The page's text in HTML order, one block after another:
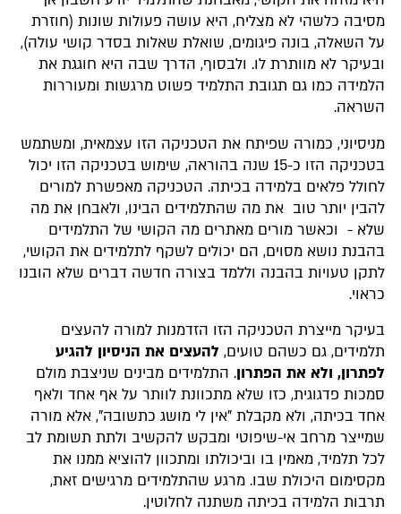
מסיבה כלשהי לא מצליח, היא עושה פעולות שונות (חוזרת
על השאלה, בונה פיגומים, שואלת שאלות בסדר קושי עולה),
ובעיקר לא מוותרת לו. ולבסוף, הדרך שבה היא חוגגת את
הלמידה כמו גם תגובת התלמיד פשוט מרגשות ומעוררות
השראה.
מניסיוני, כמורה שפיתח את הטכניקה הזו עצמאית, ומשתמש
בטכניקה הזו כ-15 שנה בהוראה, שימוש בטכניקה הזו יכול
לחולל פלאים בלמידה בכיתה. הטכניקה מאפשרת למורים
להבין יותר טוב את מה שהתלמידים הבינו, ולאבחן את מה
שלא - וכאשר מורים מאתרים מה הקושי של התלמידים
בהבנת נושא מסוים, הם יכולים לשקף לתלמידים את הקושי,
לתקן טעויות בהבנה וללמד בצורה חדשה דברים שלא הובנו
כראוי.
בעיקר מייצרת הטכניקה הזו הזדמנות למורה להעצים
תלמידים, גם כשהם טועים, להעצים את הניסיון להגיע
לפתרון, ולא את הפתרון. התלמידים מבינים שניצבת מולם
סמכות פדגוגית, כזו שלא מתכוונת לוותר על אף אחד ולאף
אחד בכיתה, ולא מקבלת "אין לי מושג כתשובה", אלא מורה
שמייצר מרחב אי-שיפוטי ומבקש להקשיב ולתת תשומת לב
לכל תלמיד, מאמין בו וביכולתו ומתכוון להוציא ממנו את
מקסימום היכולת שבו. מרגע שהתלמידים מרגישים זאת,
תרבות הלמידה בכיתה משתנה לחלוטין.